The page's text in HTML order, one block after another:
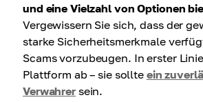
und eine Vielzahl von Optionen
Vergewissern Sie sich, dass der
starke Sicherheitsmerkmale
Scams vorzubeugen. In erster
Plattform ab – sie sollte ein
Verwahrersein.